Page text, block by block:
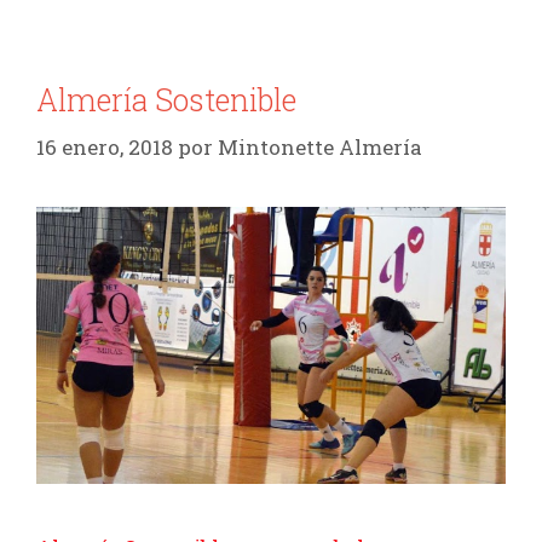
Almería Sostenible
16 enero, 2018 por Mintonette Almería